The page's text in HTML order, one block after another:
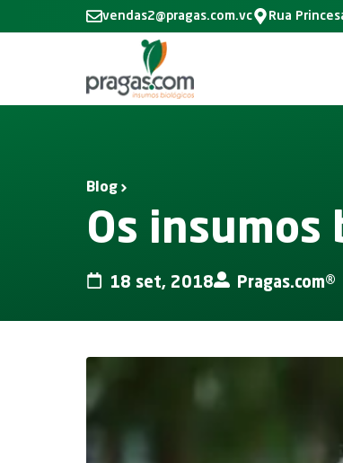
vendas2@pragas.com.vc Rua
Blog
Os
18 set, 2018 Pragas.com®